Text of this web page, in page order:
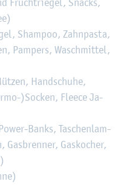
Sham­poo, Zahn­pas­ta,
Pam­pers, Wasch­mit­tel,
Hand­schu­he,
)So­cken, Fleece Ja­
Banks, Ta­schen­lam­
Gas­bren­ner, Gas­ko­cher,